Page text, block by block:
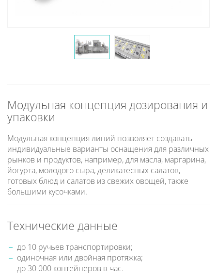
Модульная концепция дозирования и
упаковки
Модульная концепция линий позволяет создавать
индивидуальные варианты оснащения для различных
рынков и продуктов, например, для масла, маргарина,
йогурта, молодого сыра, деликатесных салатов,
готовых блюд и салатов из свежих овощей, также
большими кусочками.
Технические данные
до 10 ручьев транспортировки;
одиночная или двойная протяжка;
до 30 000 контейнеров в час.